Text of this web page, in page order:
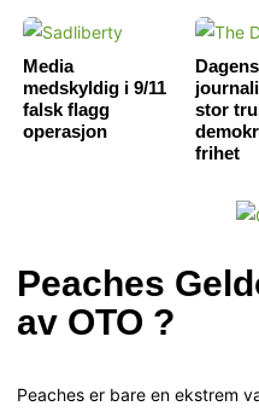
Media
medskyldig i 9/11
falsk flagg
operasjon
Dagens
stor
frihet
Peaches
av OTO ?
Peaches er bare en ekstrem